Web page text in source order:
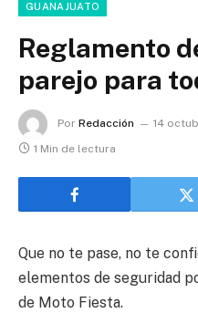
GUANAJUATO
Reglamento
parejo para
Por Redacción 14
1 Min de lectura
Que no te pase, no te
elementos de seguridad
de Moto Fiesta.